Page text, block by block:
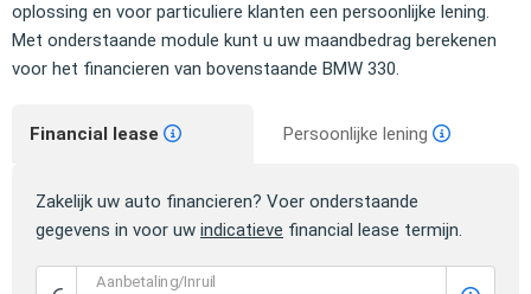
oplossing en voor particuliere klanten een persoonlijke lening.
Met onderstaande module kunt u uw maandbedrag berekenen
voor het financieren van bovenstaande BMW 330.
Financial lease Persoonlijke lening
Zakelijk uw auto financieren? Voer onderstaande
gegevens in voor uw indicatieve financial lease termijn.
Aanbetaling/Inruil